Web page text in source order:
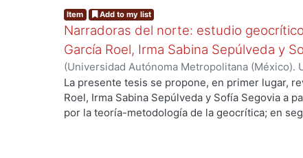
Item Add to my list
Narradoras del norte: estudio
García Roel, Irma Sabina Sepúlveda y
(Universidad Autónoma Metropolitana (México).
de Servicios de Información.,2021-01)Monter
La presente tesis se propone, en primer lugar,
Roel, Irma Sabina Sepúlveda y Sofía Segovia a
por la teoría-metodología de la geocrítica; en